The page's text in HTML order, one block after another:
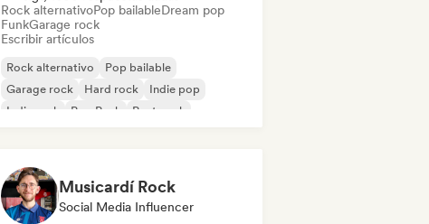
Rock alternativoPop bailableDream pop
FunkGarage rock
Escribir artículos
Rock alternativo
Pop bailable
Garage rock
Hard rock
Indie pop
Indie rock
Pop Punk Post punk
Musicardí Rock
Social Media Influencer